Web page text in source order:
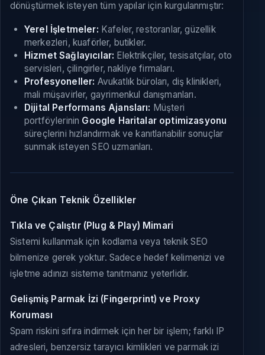
dönüştürmek isteyen tüm yapılar için kurgulanmıştır:
Yerel İşletmeler: Kafeler, restoranlar, güzellik
merkezleri, kuaförler, butikler.
Hizmet Sağlayıcılar: Elektrikçiler, tesisatçılar, oto
servisleri, çilingirler, nakliye firmaları.
Profesyoneller: Avukatlık büroları, diş klinikleri,
mali müşavirler, gayrimenkul danışmanları.
Dijital Performans Ajansları: Müşteri
portföylerinin Google Haritalar optimizasyonu
süreçlerini hızlandırmak ve kanıtlanabilir sonuçlar
sunmak isteyen SEO uzmanları.
Öne Çıkan Teknik Özellikler
Tıkla ve Çalıştır (Plug & Play) Mimari
Sistemi kullanmak için kodlama veya teknik SEO
bilmenize gerek yoktur. Sadece hedef kelimenizi ve
işletme adınızı sisteme tanıtmanız yeterlidir.
Gelişmiş Parmak İzi (Fingerprint) ve Proxy
Koruması
Spam riskini sıfıra indirmek için her bir işlem; farklı IP
adresleri, benzersiz tarayıcı kimlikleri ve parmak izi